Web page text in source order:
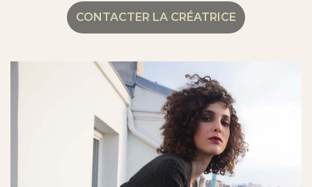
CONTACTER LA CRÉATRICE